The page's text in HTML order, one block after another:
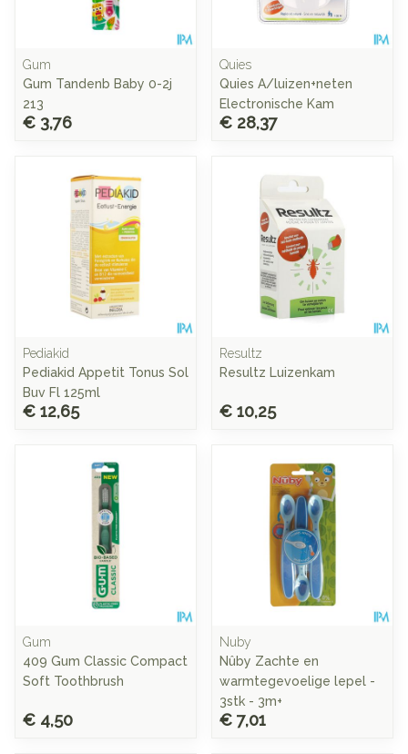
Gum
Gum Tandenb Baby 0-2j
213
€ 3,76
Quies
Quies A/luizen+neten
Electronische Kam
€ 28,37
Pediakid
Pediakid Appetit Tonus Sol
Buv Fl 125ml
€ 12,65
Resultz
Resultz Luizenkam
€ 10,25
Gum
409 Gum Classic Compact
Soft Toothbrush
€ 4,50
Nuby
Nûby Zachte en
warmtegevoelige lepel -
3stk - 3m+
€ 7,01